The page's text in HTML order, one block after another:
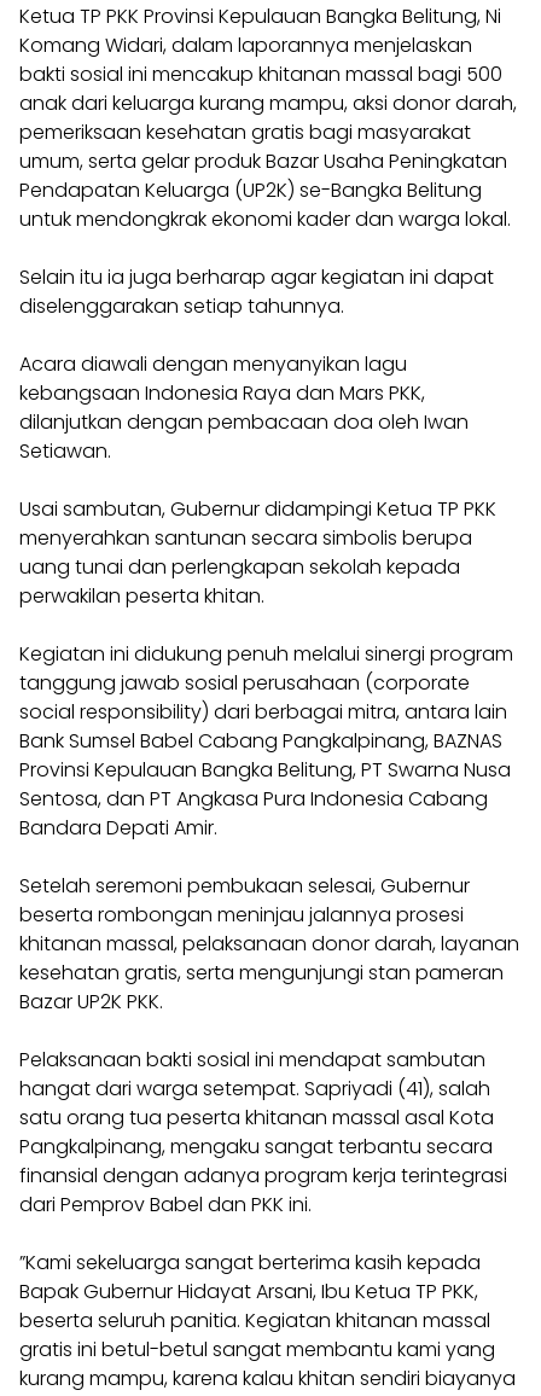
​Ketua TP PKK Provinsi Kepulauan Bangka Belitung, Ni
Komang Widari, dalam laporannya menjelaskan
bakti sosial ini mencakup khitanan massal bagi 500
anak dari keluarga kurang mampu, aksi donor darah,
pemeriksaan kesehatan gratis bagi masyarakat
umum, serta gelar produk Bazar Usaha Peningkatan
Pendapatan Keluarga (UP2K) se-Bangka Belitung
untuk mendongkrak ekonomi kader dan warga lokal.
Selain itu ia juga berharap agar kegiatan ini dapat
diselenggarakan setiap tahunnya.
​Acara diawali dengan menyanyikan lagu
kebangsaan Indonesia Raya dan Mars PKK,
dilanjutkan dengan pembacaan doa oleh Iwan
Setiawan.
Usai sambutan, Gubernur didampingi Ketua TP PKK
menyerahkan santunan secara simbolis berupa
uang tunai dan perlengkapan sekolah kepada
perwakilan peserta khitan.
​Kegiatan ini didukung penuh melalui sinergi program
tanggung jawab sosial perusahaan (corporate
social responsibility) dari berbagai mitra, antara lain
Bank Sumsel Babel Cabang Pangkalpinang, BAZNAS
Provinsi Kepulauan Bangka Belitung, PT Swarna Nusa
Sentosa, dan PT Angkasa Pura Indonesia Cabang
Bandara Depati Amir.
​Setelah seremoni pembukaan selesai, Gubernur
beserta rombongan meninjau jalannya prosesi
khitanan massal, pelaksanaan donor darah, layanan
kesehatan gratis, serta mengunjungi stan pameran
Bazar UP2K PKK.
​Pelaksanaan bakti sosial ini mendapat sambutan
hangat dari warga setempat. Sapriyadi (41), salah
satu orang tua peserta khitanan massal asal Kota
Pangkalpinang, mengaku sangat terbantu secara
finansial dengan adanya program kerja terintegrasi
dari Pemprov Babel dan PKK ini.
​”Kami sekeluarga sangat berterima kasih kepada
Bapak Gubernur Hidayat Arsani, Ibu Ketua TP PKK,
beserta seluruh panitia. Kegiatan khitanan massal
gratis ini betul-betul sangat membantu kami yang
kurang mampu, karena kalau khitan sendiri biayanya